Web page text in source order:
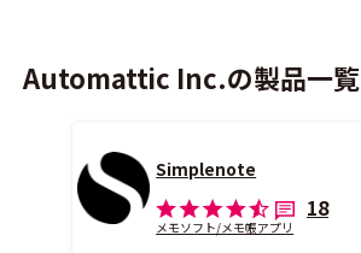
Automattic Inc.の製品一覧
Simplenote
18
メモソフト/メモ帳アプリ